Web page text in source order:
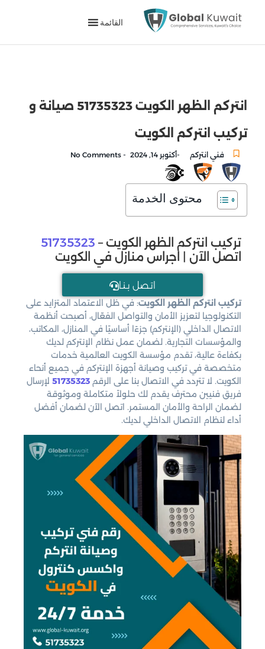
القائمة
انتركم الظهر الكويت 51735323 صيانة و
تركيب انتركم الكويت
فني انتركم -أكتوبر 14, 2024 -
محتوى الخدمة
تركيب انتركم الظهر الكويت – 51735323
اتصل الآن | اجراس منازل في الكويت
اتـصل بـنـا
تركيب انتركم الظهر الكويت: في ظل الاعتماد المتزايد على
التكنولوجيا لتعزيز الأمان والتواصل الفعّال، أصبحت أنظمة
الاتصال الداخلي (الإنتركم) جزءًا أساسيًا في المنازل، المكاتب،
والمؤسسات التجارية. لضمان عمل نظام الإنتركم لديك
بكفاءة عالية، تقدم مؤسسة الكويت العالمية خدمات
متخصصة في تركيب وصيانة أجهزة الإنتركم في جميع أنحاء
الكويت. لا تتردد في الاتصال بنا على الرقم 51735323 لإرسال
فريق فنيين محترف يقدم لك حلولاً متكاملة وموثوقة
لضمان الراحة والأمان المستمر. اتصل الآن لضمان أفضل
أداء لنظام الاتصال الداخلي لديك.